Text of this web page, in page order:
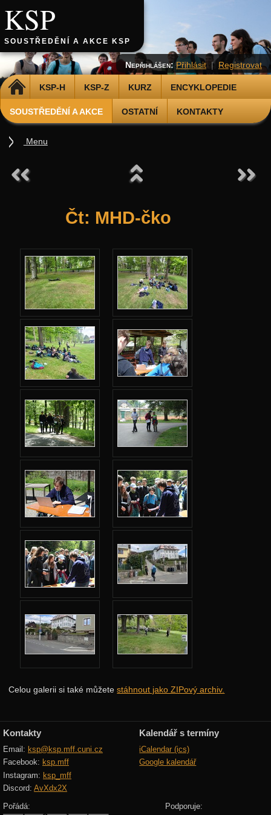
KSP
SOUSTŘEDĚNÍ A AKCE KSP
DOMŮ KSP-H KSP-Z KURZ ENCYKLOPEDIE
SOUSTŘEDĚNÍ A AKCE OSTATNÍ KONTAKTY
Nepřihlášen: Přihlásit | Registrovat
Čt: MHD-čko
Celou galerii si také můžetestáhnout jako ZIPový archiv.
Menu
Podzimní 2026
Podzimní 2025
Úvod
Adresář
Webový leták
Šifrovačka
Hackovací adventura
Videa
Fotky
So: Příjezd a seznamovačky
So: Cesta na objekt
Ne: Seznamovačky 2
Ne: Simulace počítače
Ne: Plížička
Po: Bouráme operu
Ut: Hezčí(dlouhý) výlet
St: Ekonomická běhačka
Čt: MHD-čko
Pá: Náboj
Pá: Hostina
Ranní rozcvičky
Scénky
Kontakty
Email: ksp@ksp.mff.cuni.cz
Facebook: ksp.mff
Instagram: ksp_mff
Discord: AvXdx2X
Kalendář s termíny
iCalendar (ics)
Google kalendář
Pořádá: Podporuje: